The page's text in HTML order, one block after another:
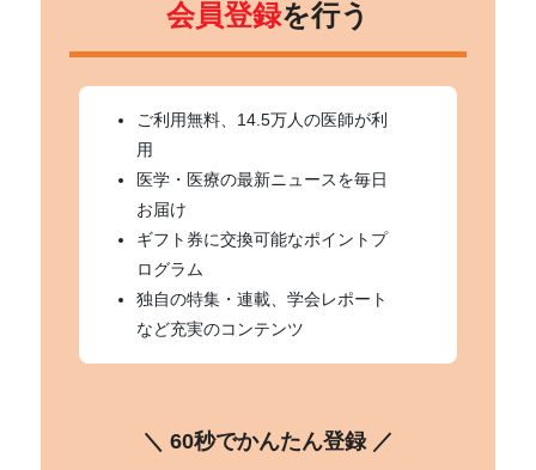
会員登録を行う
ご利用無料、14.5万人の医師が利
用
医学・医療の最新ニュースを毎日
お届け
ギフト券に交換可能なポイントプ
ログラム
独自の特集・連載、学会レポート
など充実のコンテンツ
＼ 60秒でかんたん登録 ／